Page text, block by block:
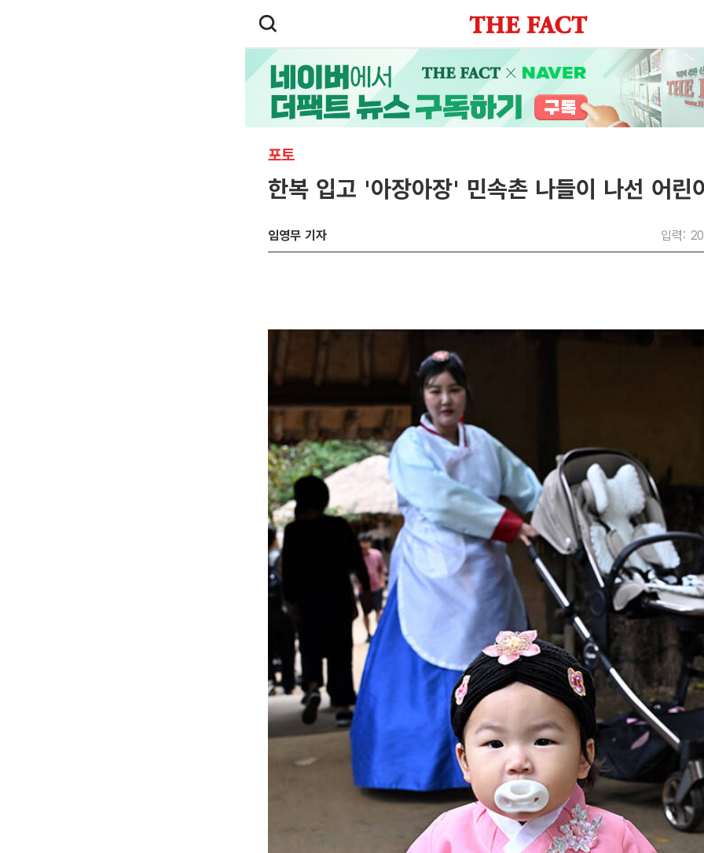
포토
한복 입고 '아장아장' 민속촌 나들이 나선 어린
임영무 기자 입력: